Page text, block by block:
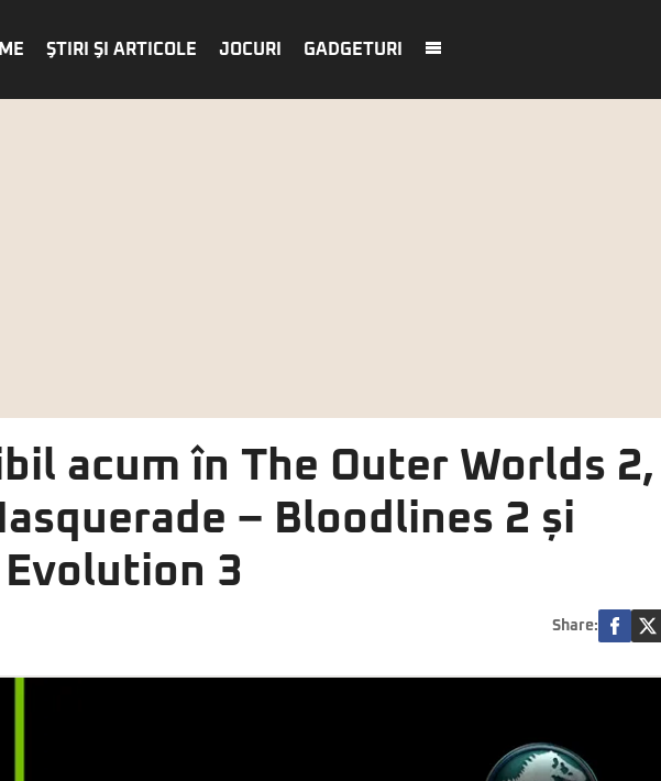
ŞTIRI ŞI ARTICOLE JOCURI GADGETURI
acum în The Outer Worlds 2,
– Bloodlines 2 și
3
Share: